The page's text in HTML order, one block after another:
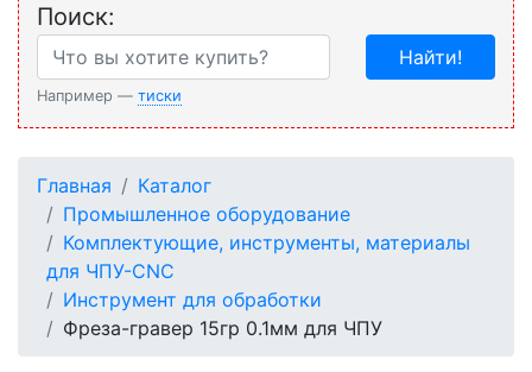
Поиск:
Например — тиски
Найти!
Главная
Каталог
Промышленное оборудование
Комплектующие, инструменты, материалы
для ЧПУ-CNC
Инструмент для обработки
Фреза-гравер 15гр 0.1мм для ЧПУ